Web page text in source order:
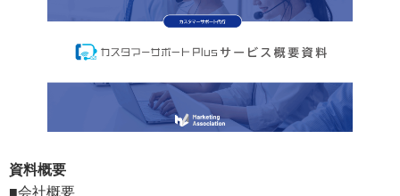
資料概要
■会社概要